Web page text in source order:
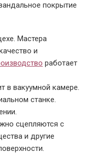
покрытие
Мастера
и
работает
в вакуумной камере.
станке.
сцепляются с
и другие